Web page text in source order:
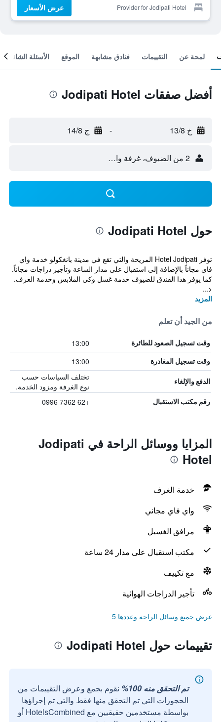
Provider for Jodipati Hotel عرض الأسعار
لمحة عن التقييمات فنادق مشابهة الموقع الأسئلة الشائعة
أفضل صفقات Jodipati Hotel
خ 13/8 - ج 14/8
2 من الضيوف، غرفة واحدة
حول Jodipati Hotel
توفر Hotel Jodipati المريحة والتي تقع في مدينة بانغكولو خدمة واي
فاي مجاناً بالإضافة إلى استقبال على مدار الساعة وتأجير دراجات مجاناً.
كما يوفر هذا الفندق للضيوف خدمة غسل وكي الملابس وخدمة الغرف.
<...
المزيد
من الجيد أن تعلم
وقت تسجيل الصعود للطائرة 13:00
وقت تسجيل المغادرة 13:00
الدفع والإلغاء
تختلف السياسات حسب
نوع الغرفة ومزود الخدمة.
رقم مكتب الاستقبال +62 7362 0996
المزايا ووسائل الراحة في Jodipati
Hotel
خدمة الغرف
واي فاي مجاني
مرافق الغسيل
مكتب استقبال على مدار 24 ساعة
مع تكييف
تأجير الدراجات الهوائية
عرض جميع وسائل الراحة وعددها 5
تقييمات حول Jodipati Hotel
تم التحقق منه 100%
نقوم بجمع وعرض التقييمات من
الحجوزات التي تم التحقق منها فقط والتي تم إجراؤها
بواسطة مستخدمين حقيقيين مع HotelsCombined أو